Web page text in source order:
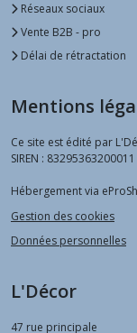
Réseaux sociaux
Vente B2B - pro
Délai de rétractation
Mentions
Ce site est édité par
SIREN : 83295363200011
Hébergement via
Gestion des cookies
Données personnelles
L'Décor
47 rue principale